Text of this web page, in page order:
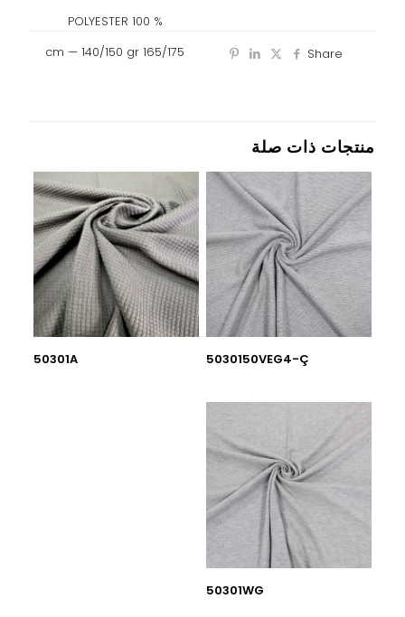
% 100 POLYESTER
165/175 cm — 140/150 gr
Share
منتجات ذات صلة
5030150VEG4-Ç
50301A
50301WG